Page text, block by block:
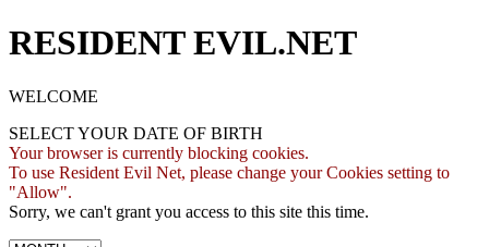
RESIDENT EVIL.NET
WELCOME
SELECT YOUR DATE OF BIRTH
Your browser is currently blocking cookies.
To use Resident Evil Net, please change your Cookies setting to
"Allow".
Sorry, we can't grant you access to this site this time.